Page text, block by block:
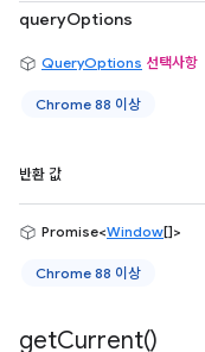
queryOptions
QueryOptions 선택사항
Chrome 88 이상
반환 값
Promise<Window[]>
Chrome 88 이상
getCurrent()